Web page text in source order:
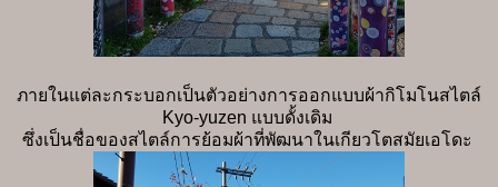
ภายในแต่ละกระบอกเป็นตัวอย่างการออกแบบผ้ากิโมโนสไตล์
Kyo-yuzen แบบดั้งเดิม
ซึ่งเป็นชื่อของสไตล์การย้อมผ้าที่พัฒนาในเกียวโตสมัยเอโดะ